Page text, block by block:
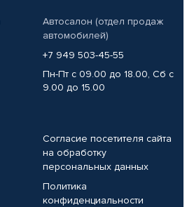
Автосалон (отдел продаж
автомобилей)
+7 949 503-45-55
Пн-Пт с 09.00 до 18.00, Сб с
9.00 до 15.00
Согласие посетителя сайта
на обработку
персональных данных
Политика
конфиденциальности